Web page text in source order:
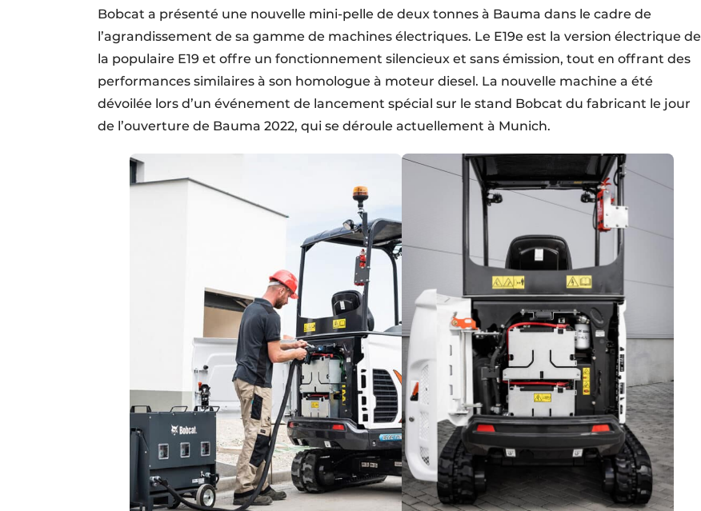
Bobcat a présenté une nouvelle mini-pelle de deux tonnes à Bauma dans le cadre de
l’agrandissement de sa gamme de machines électriques. Le E19e est la version électrique de
la populaire E19 et offre un fonctionnement silencieux et sans émission, tout en offrant des
performances similaires à son homologue à moteur diesel. La nouvelle machine a été
dévoilée lors d’un événement de lancement spécial sur le stand Bobcat du fabricant le jour
de l’ouverture de Bauma 2022, qui se déroule actuellement à Munich.